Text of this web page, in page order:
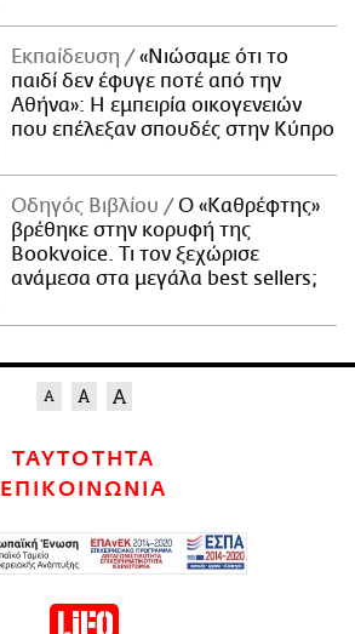
Εκπαίδευση
«Νιώσαμε ότι το
παιδί δεν έφυγε ποτέ από την
Αθήνα»: Η εμπειρία οικογενειών
που επέλεξαν σπουδές στην Κύπρο
Οδηγός Βιβλίου
Ο «Καθρέφτης»
βρέθηκε στην κορυφή της
Bookvoice. Τι τον ξεχώρισε
ανάμεσα στα μεγάλα best sellers;
ΤΑΥΤΟΤΗΤΑ
ΕΠΙΚΟΙΝΩΝΙΑ